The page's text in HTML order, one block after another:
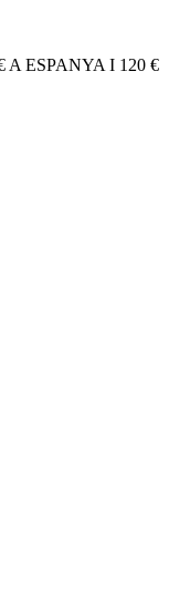
ESPANYA I 120 €